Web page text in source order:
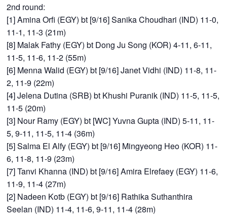
2nd round:
[1] Amina Orfi (EGY) bt [9/16] Sanika Choudhari (IND) 11-0,
11-1, 11-3 (21m)
[8] Malak Fathy (EGY) bt Dong Ju Song (KOR) 4-11, 6-11,
11-5, 11-6, 11-2 (55m)
[6] Menna Walid (EGY) bt [9/16] Janet Vidhi (IND) 11-8, 11-
2, 11-9 (22m)
[4] Jelena Dutina (SRB) bt Khushi Puranik (IND) 11-5, 11-5,
11-5 (20m)
[3] Nour Ramy (EGY) bt [WC] Yuvna Gupta (IND) 5-11, 11-
5, 9-11, 11-5, 11-4 (36m)
[5] Salma El Alfy (EGY) bt [9/16] Mingyeong Heo (KOR) 11-
6, 11-8, 11-9 (23m)
[7] Tanvi Khanna (IND) bt [9/16] Amira Elrefaey (EGY) 11-6,
11-9, 11-4 (27m)
[2] Nadeen Kotb (EGY) bt [9/16] Rathika Suthanthira
Seelan (IND) 11-4, 11-6, 9-11, 11-4 (28m)